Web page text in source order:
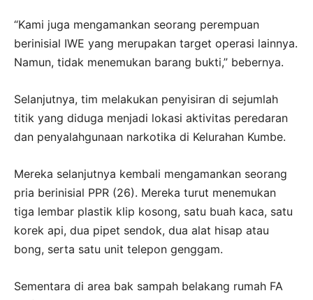
“Kami juga mengamankan seorang perempuan
berinisial IWE yang merupakan target operasi lainnya.
Namun, tidak menemukan barang bukti,” bebernya.
Selanjutnya, tim melakukan penyisiran di sejumlah
titik yang diduga menjadi lokasi aktivitas peredaran
dan penyalahgunaan narkotika di Kelurahan Kumbe.
Mereka selanjutnya kembali mengamankan seorang
pria berinisial PPR (26). Mereka turut menemukan
tiga lembar plastik klip kosong, satu buah kaca, satu
korek api, dua pipet sendok, dua alat hisap atau
bong, serta satu unit telepon genggam.
Sementara di area bak sampah belakang rumah FA